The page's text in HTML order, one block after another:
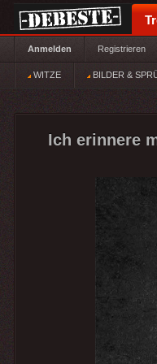
Anmelden Registrieren
WITZE BILDER &
Ich erinnere